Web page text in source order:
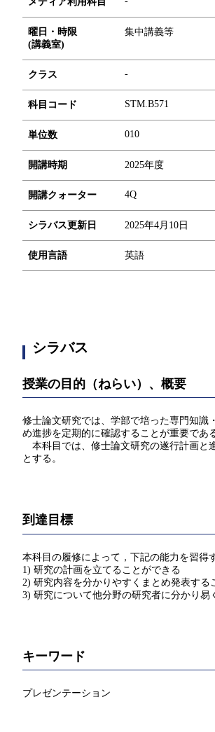
曜日・時限
(講義室)
集中講義等
クラス -
科目コード STM.B571
単位数 010
開講時期 2025年度
開講クォーター 4Q
シラバス更新日 2025年4月10日
使用言語 英語
シラバス
授業の目的（ねらい）、概要
修士論文研究では、学部で培った専門知識
め進捗を定期的に確認することが重要であ
本科目では、修士論文研究の遂行計画と
とする。
到達目標
本科目の履修によって，下記の能力を習得
1) 研究の計画を立てることができる
2) 研究内容を分かりやすくまとめ発表する
3) 研究について他分野の研究者に分かり
キーワード
プレゼンテーション